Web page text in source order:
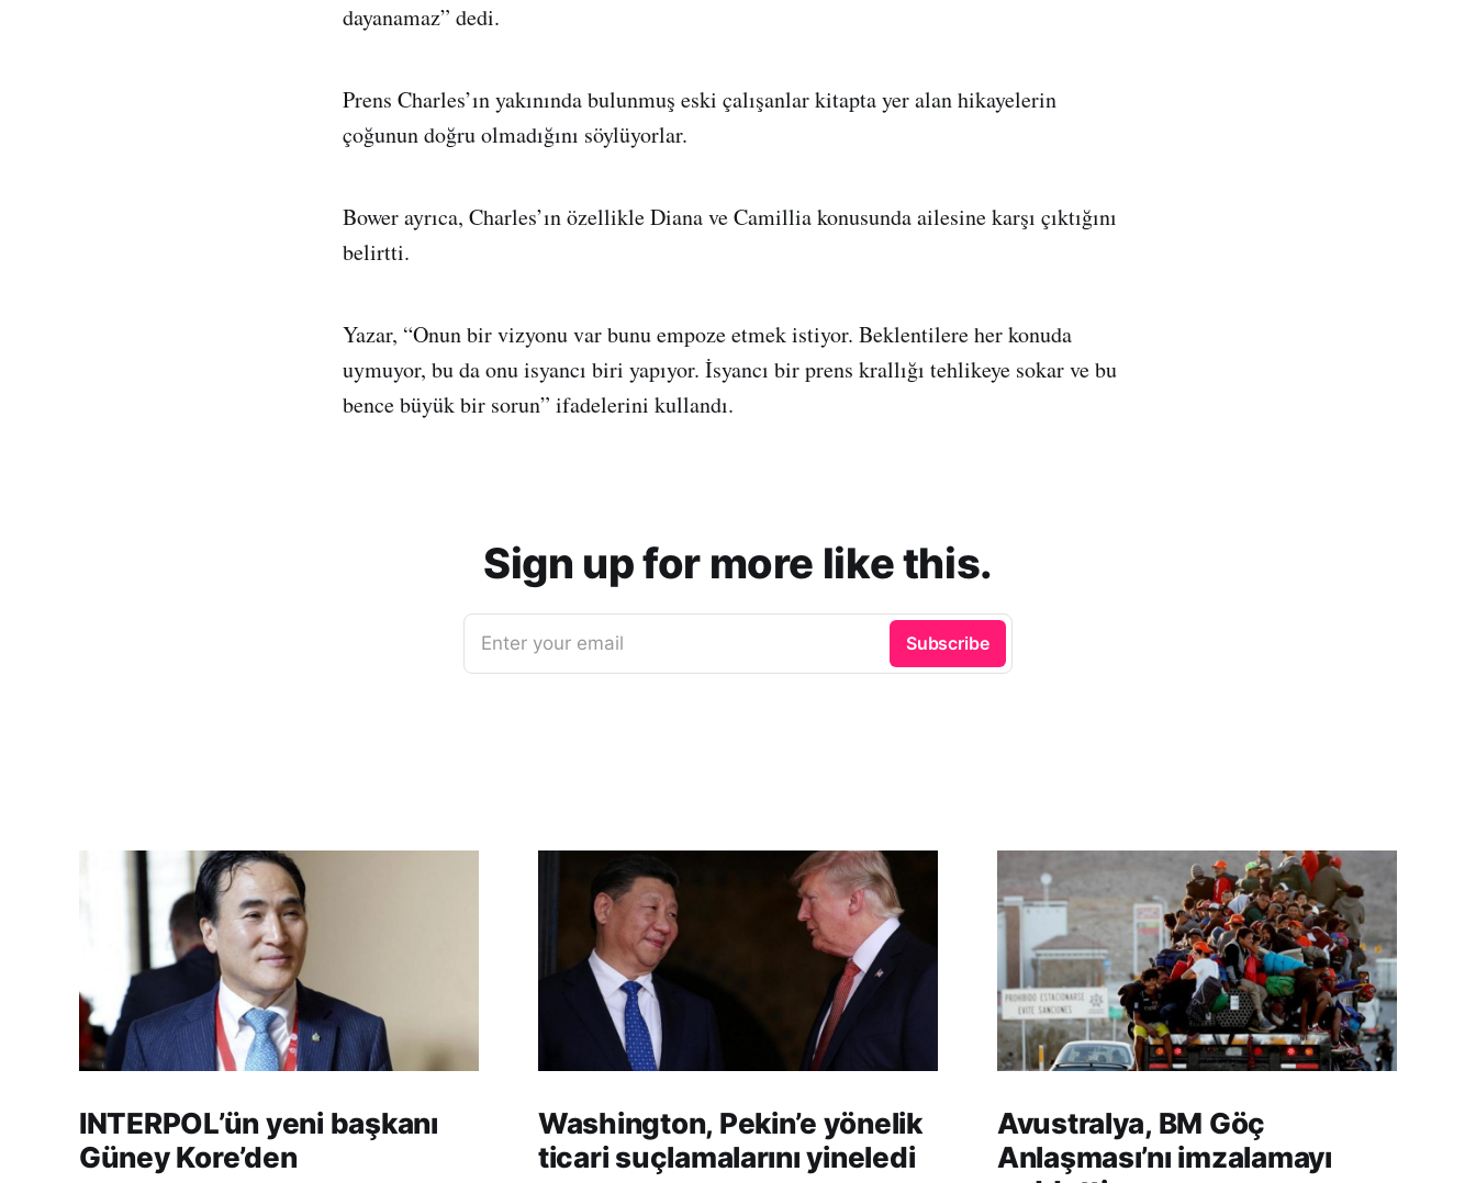
dayanamaz” dedi.
Prens Charles’ın yakınında bulunmuş eski çalışanlar kitapta yer alan hikayelerin
çoğunun doğru olmadığını söylüyorlar.
Bower ayrıca, Charles’ın özellikle Diana ve Camillia konusunda ailesine karşı çıktığını
belirtti.
Yazar, “Onun bir vizyonu var bunu empoze etmek istiyor. Beklentilere her konuda
uymuyor, bu da onu isyancı biri yapıyor. İsyancı bir prens krallığı tehlikeye sokar ve bu
bence büyük bir sorun” ifadelerini kullandı.
Sign up for more like this.
Enter your email Subscribe
INTERPOL’ün yeni başkanı
Güney Kore’den
Washington, Pekin’e yönelik
ticari suçlamalarını yineledi
Avustralya, BM Göç
Anlaşması’nı imzalamayı